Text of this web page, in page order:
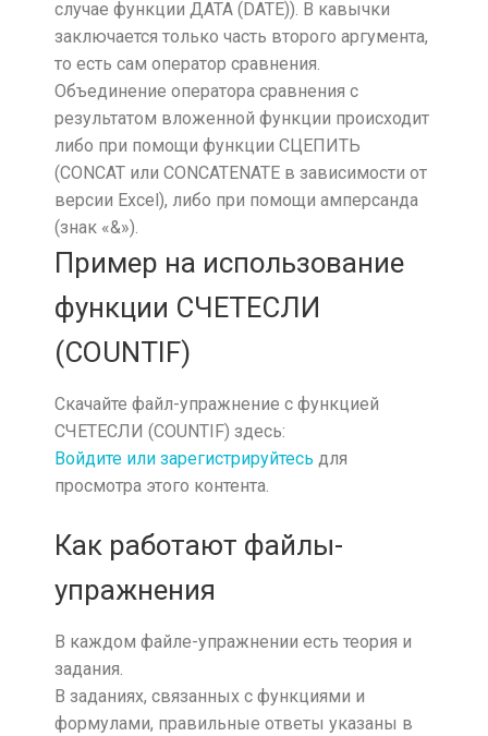
случае функции ДАТА (DATE)). В кавычки
заключается только часть второго аргумента,
то есть сам оператор сравнения.
Объединение оператора сравнения с
результатом вложенной функции происходит
либо при помощи функции СЦЕПИТЬ
(CONCAT или CONCATENATE в зависимости от
версии Excel), либо при помощи амперсанда
(знак «&»).
Пример на использование
функции СЧЕТЕСЛИ
(COUNTIF)
Скачайте файл-упражнение с функцией
СЧЕТЕСЛИ (COUNTIF) здесь:
Войдите или зарегистрируйтесь для
просмотра этого контента.
Как работают файлы-
упражнения
В каждом файле-упражнении есть теория и
задания.
В заданиях, связанных с функциями и
формулами, правильные ответы указаны в